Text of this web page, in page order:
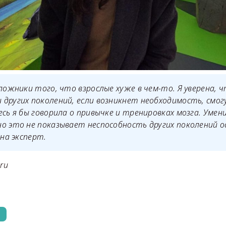
того, что взрослые хуже в чем-то. Я уверена,
поколений, если возникнет необходимость,
я бы говорила о привычке и тренировках мозга.
это не показывает неспособность других поколений
эксперт.